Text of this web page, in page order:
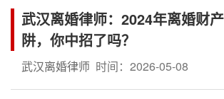
武汉离婚律师：2024年离婚财
阱，你中招了吗？
武汉离婚律师 时间：2026-05-08